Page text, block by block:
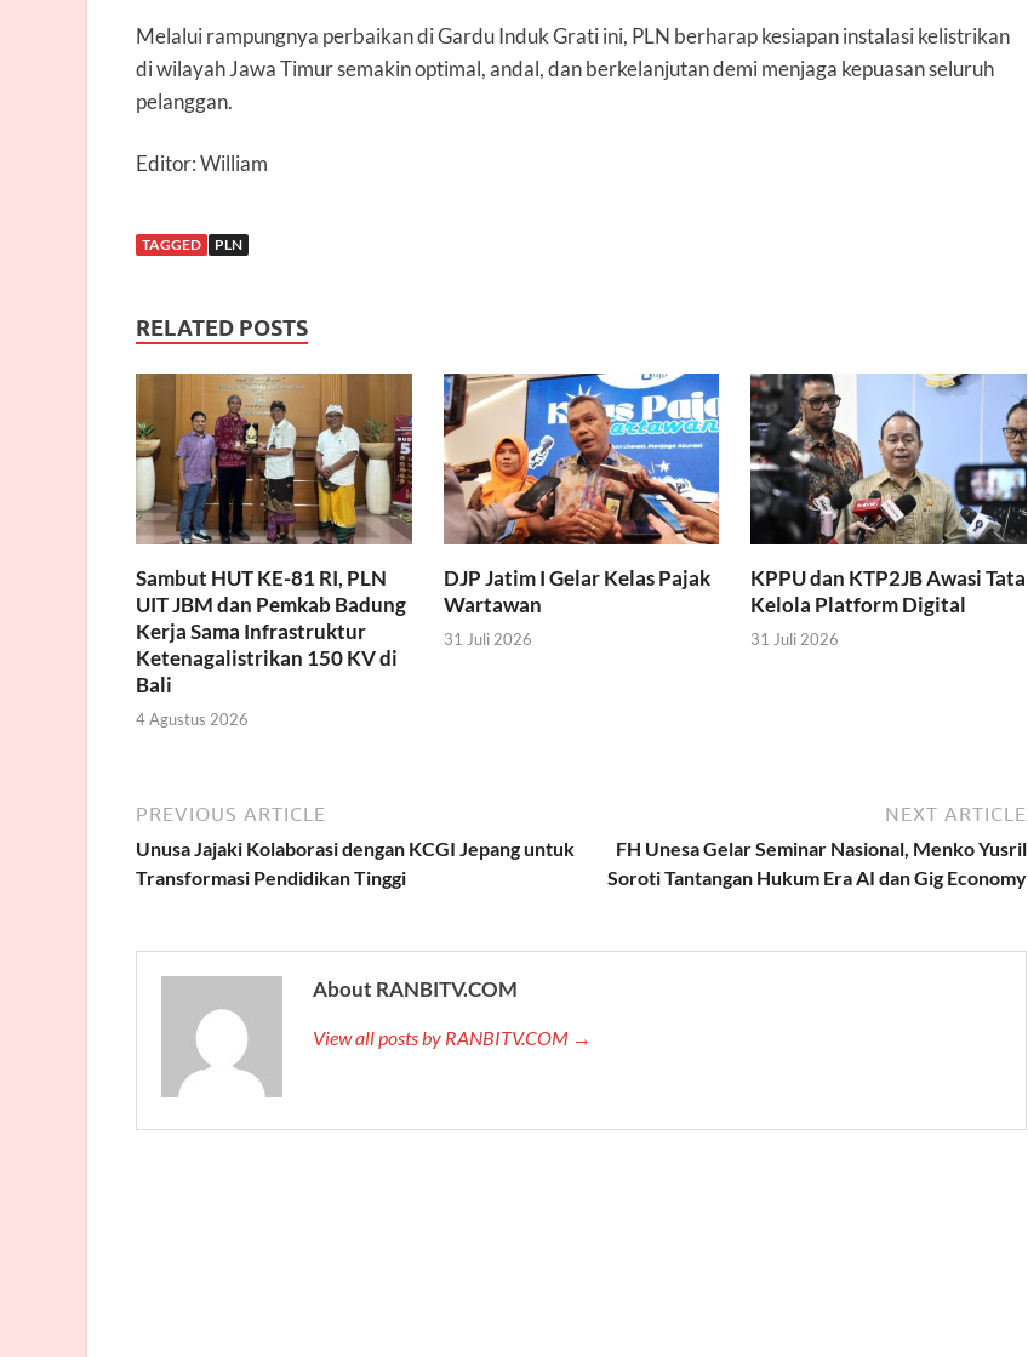
Melalui rampungnya perbaikan di Gardu Induk Grati ini, PLN berharap kesiapan instalasi kelistrikan
di wilayah Jawa Timur semakin optimal, andal, dan berkelanjutan demi menjaga kepuasan seluruh
pelanggan.
Editor: William
TAGGED PLN
RELATED POSTS
Sambut HUT KE-81 RI, PLN
UIT JBM dan Pemkab Badung
Kerja Sama Infrastruktur
Ketenagalistrikan 150 KV di
Bali
4 Agustus 2026
DJP Jatim I Gelar Kelas Pajak
Wartawan
31 Juli 2026
KPPU dan KTP2JB Awasi Tata
Kelola Platform Digital
31 Juli 2026
PREVIOUS ARTICLE
Unusa Jajaki Kolaborasi dengan KCGI Jepang untuk
Transformasi Pendidikan Tinggi
NEXT ARTICLE
FH Unesa Gelar Seminar Nasional, Menko Yusril
Soroti Tantangan Hukum Era AI dan Gig Economy
About RANBITV.COM
View all posts by RANBITV.COM →